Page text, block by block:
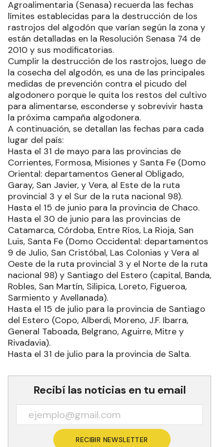
Agroalimentaria (Senasa) recuerda las fechas
límites establecidas para la destrucción de los
rastrojos del algodón que varían según la zona y
están detalladas en la Resolución Senasa 74 de
2010 y sus modificatorias.
Cumplir la destrucción de los rastrojos, luego de
la cosecha del algodón, es una de las principales
medidas de prevención contra el picudo del
algodonero porque le quita los restos del cultivo
para alimentarse, esconderse y sobrevivir hasta
la próxima campaña algodonera.
A continuación, se detallan las fechas para cada
lugar del país:
Hasta el 31 de mayo para las provincias de
Corrientes, Formosa, Misiones y Santa Fe (Domo
Oriental: departamentos General Obligado,
Garay, San Javier, y Vera, al Este de la ruta
provincial 3 y el Sur de la ruta nacional 98).
Hasta el 15 de junio para la provincia de Chaco.
Hasta el 30 de junio para las provincias de
Catamarca, Córdoba, Entre Ríos, La Rioja, San
Luis, Santa Fe (Domo Occidental: departamentos
9 de Julio, San Cristóbal, Las Colonias y Vera al
Oeste de la ruta provincial 3 y el Norte de la ruta
nacional 98) y Santiago del Estero (capital, Banda,
Robles, San Martín, Silipica, Loreto, Figueroa,
Sarmiento y Avellanada).
Hasta el 15 de julio para la provincia de Santiago
del Estero (Copo, Alberdi, Moreno, J.F. Ibarra,
General Taboada, Belgrano, Aguirre, Mitre y
Rivadavia).
Hasta el 31 de julio para la provincia de Salta.
Recibí las noticias en tu email
RECIBIR NEWSLETTER